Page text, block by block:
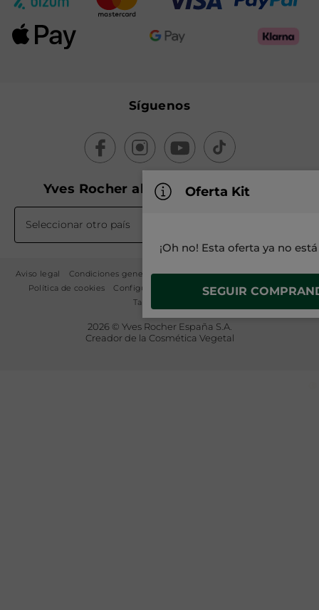
Oferta Kit
¡Oh no! Esta oferta ya no
SEGUIR
Síguenos
Yves Rocher alrededor del mundo
Seleccionar otro país
Aviso legal Condiciones generales de venta
Política de privacidad
Política de cookies
Configuración de cookies
Mapa del sitio
Tarifa 2026
2026 © Yves Rocher España S.A.
Creador de la Cosmética Vegetal